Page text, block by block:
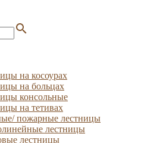
search
на косоурах
на больцах
консольные
на тетивах
пожарные лестницы
лестницы
лестницы